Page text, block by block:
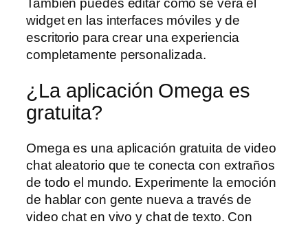
También puedes editar cómo se verá el
widget en las interfaces móviles y de
escritorio para crear una experiencia
completamente personalizada.
¿La aplicación Omega es
gratuita?
Omega es una aplicación gratuita de video
chat aleatorio que te conecta con extraños
de todo el mundo. Experimente la emoción
de hablar con gente nueva a través de
video chat en vivo y chat de texto. Con